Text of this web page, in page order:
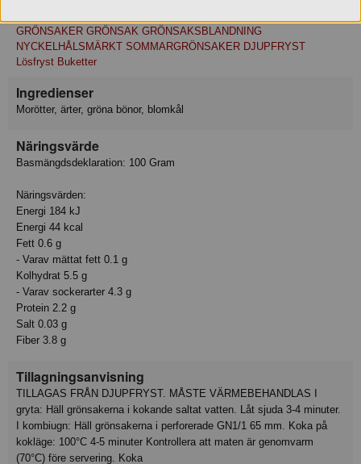
GRÖNSAKER GRÖNSAK GRÖNSAKSBLANDNING
NYCKELHÅLSMÄRKT SOMMARGRÖNSAKER DJUPFRYST
Lösfryst Buketter
Ingredienser
Morötter, ärter, gröna bönor, blomkål
Näringsvärde
Basmängdsdeklaration: 100 Gram
Näringsvärden:
Energi 184 kJ
Energi 44 kcal
Fett 0.6 g
- Varav mättat fett 0.1 g
Kolhydrat 5.5 g
- Varav sockerarter 4.3 g
Protein 2.2 g
Salt 0.03 g
Fiber 3.8 g
Tillagningsanvisning
TILLAGAS FRÅN DJUPFRYST. MÅSTE VÄRMEBEHANDLAS I
gryta: Häll grönsakerna i kokande saltat vatten. Låt sjuda 3-4 minuter.
I kombiugn: Häll grönsakerna i perforerade GN1/1 65 mm. Koka på
kokläge: 100°C 4-5 minuter Kontrollera att maten är genomvarm
(70°C) före servering. Koka